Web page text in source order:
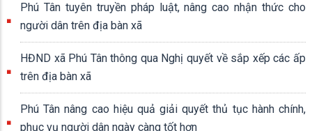
Phú Tân tuyên truyền pháp luật, nâng cao nhận thức cho
người dân trên địa bàn xã
HĐND xã Phú Tân thông qua Nghị quyết về sắp xếp các ấp
trên địa bàn xã
Phú Tân nâng cao hiệu quả giải quyết thủ tục hành chính,
phục vụ người dân ngày càng tốt hơn